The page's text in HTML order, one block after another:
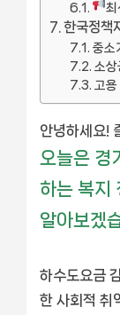
최
한국정책
중소
소상
고용
안녕하세요!
오늘은 경
하는 복지
알아보겠
하수도요금
한 사회적 취